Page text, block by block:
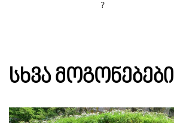
ᲡᲮᲕᲐ ᲛᲝᲒᲝᲜᲔᲑᲔᲑᲘ